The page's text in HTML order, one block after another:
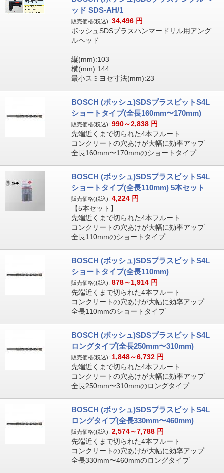
ッド SDS-AH/1
販売価格(税込): 34,496 円
ボッシュSDSプラスハンマードリル用アング
ルヘッド
縦(mm):103
横(mm):144
最小スミヨセ寸法(mm):23
BOSCH (ボッシュ)SDSプラスビットS4L
ショートタイプ(全長160mm〜170mm)
販売価格(税込): 990～2,838 円
先端近くまで切られた4本フルート
コンクリートの穴あけが大幅に効率アップ
全長160mm〜170mmのショートタイプ
BOSCH (ボッシュ)SDSプラスビットS4L
ショートタイプ(全長110mm) 5本セット
販売価格(税込): 4,224 円
【5本セット】
先端近くまで切られた4本フルート
コンクリートの穴あけが大幅に効率アップ
全長110mmのショートタイプ
BOSCH (ボッシュ)SDSプラスビットS4L
ショートタイプ(全長110mm)
販売価格(税込): 878～1,914 円
先端近くまで切られた4本フルート
コンクリートの穴あけが大幅に効率アップ
全長110mmのショートタイプ
BOSCH (ボッシュ)SDSプラスビットS4L
ロングタイプ(全長250mm〜310mm)
販売価格(税込): 1,848～6,732 円
先端近くまで切られた4本フルート
コンクリートの穴あけが大幅に効率アップ
全長250mm〜310mmのロングタイプ
BOSCH (ボッシュ)SDSプラスビットS4L
ロングタイプ(全長330mm〜460mm)
販売価格(税込): 2,574～7,788 円
先端近くまで切られた4本フルート
コンクリートの穴あけが大幅に効率アップ
全長330mm〜460mmのロングタイプ